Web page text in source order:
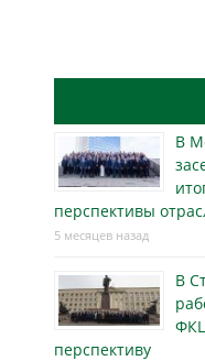
В
перспективы
5 месяцев назад
В
перспективу